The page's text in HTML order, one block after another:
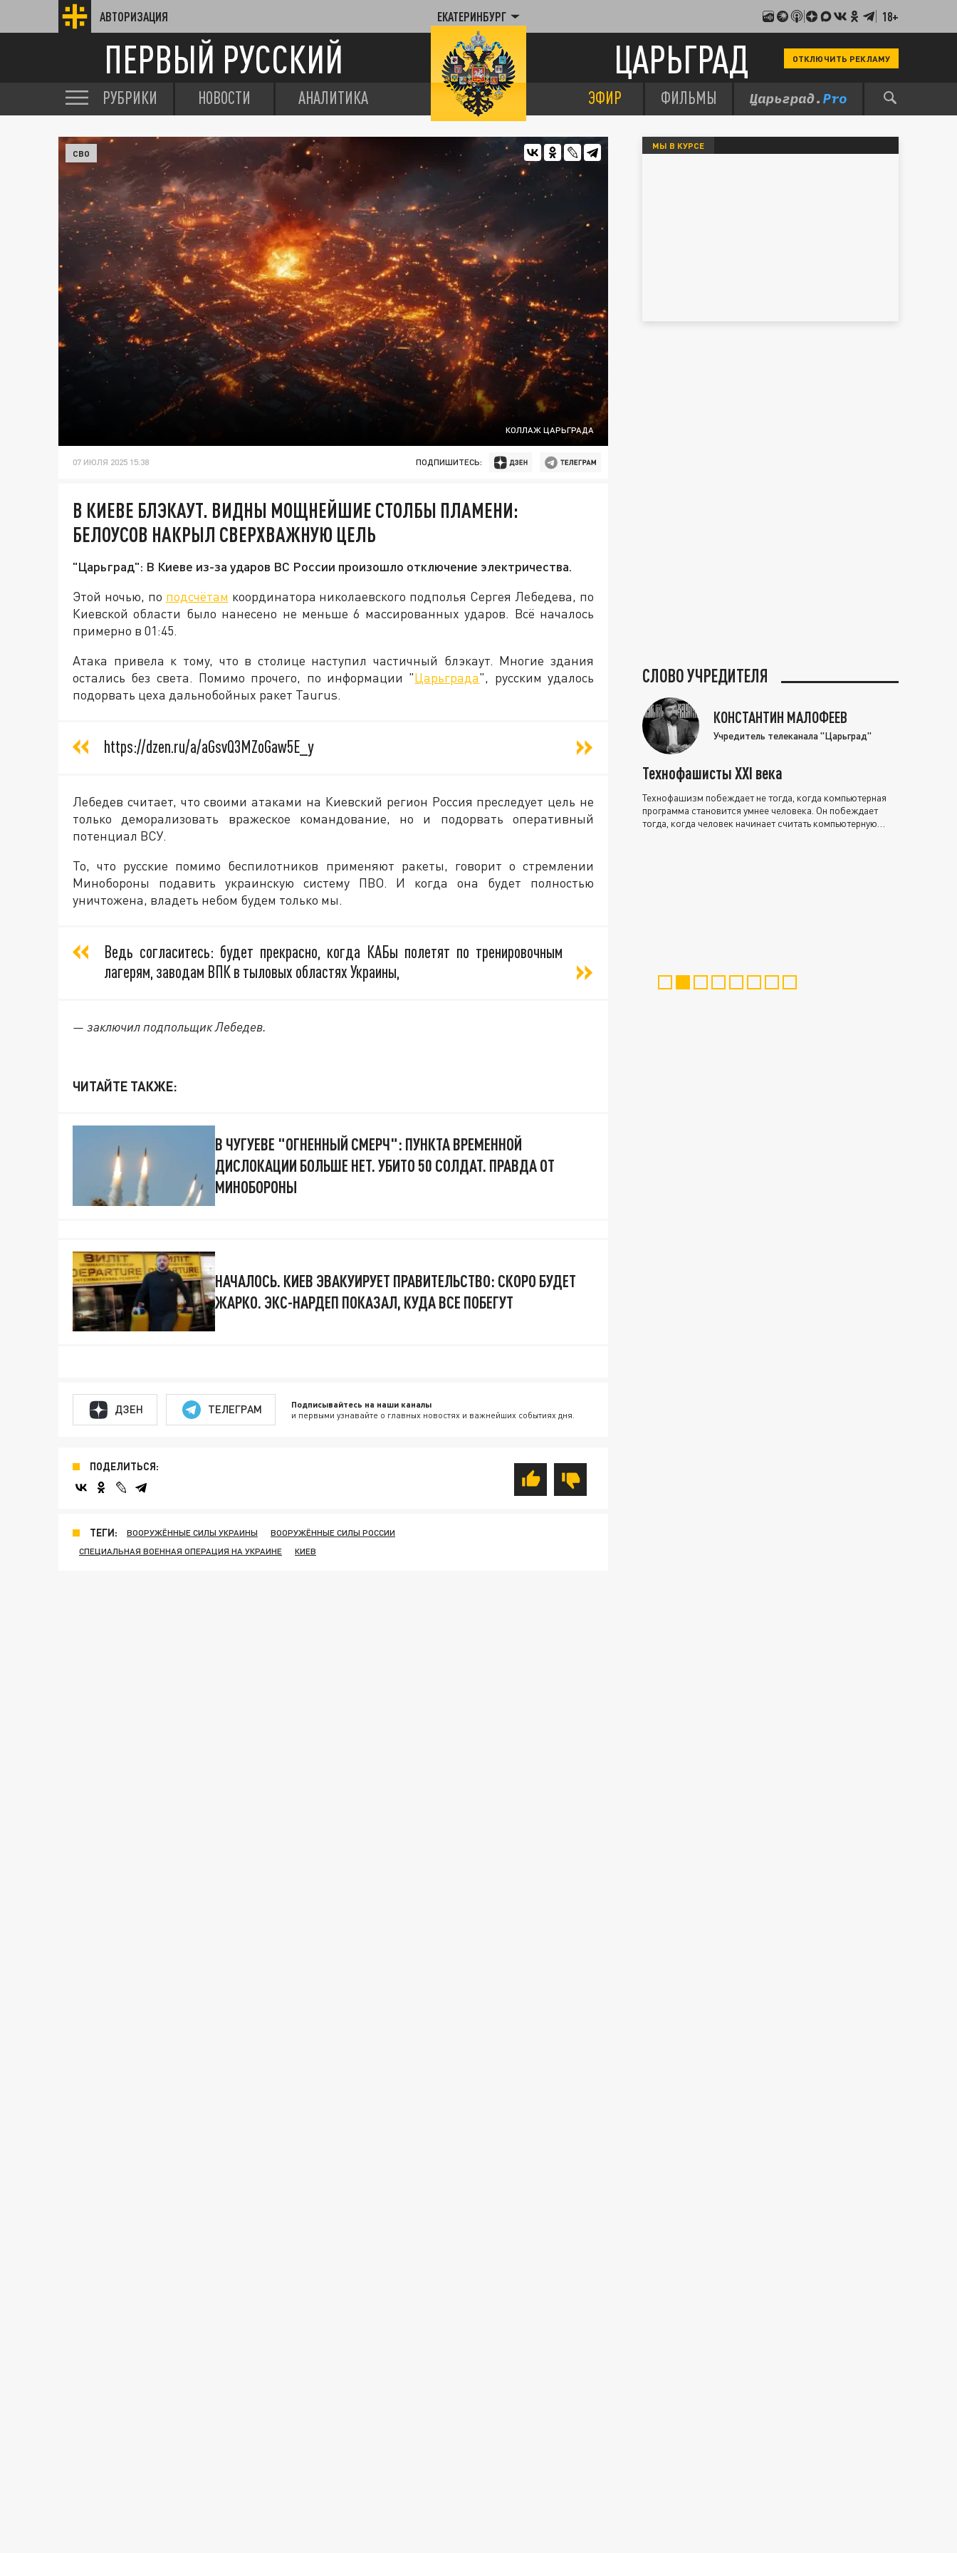
АВТОРИЗАЦИЯ ЕКАТЕРИНБУРГ 18+
ПЕРВЫЙ РУССКИЙ ЦАРЬГРАД ОТКЛЮЧИТЬ РЕКЛАМУ
РУБРИКИ НОВОСТИ АНАЛИТИКА ЭФИР ФИЛЬМЫ
КОЛЛАЖ ЦАРЬГРАДА
СВО
07 ИЮЛЯ 2025 15:38 ПОДПИШИТЕСЬ:
В КИЕВЕ БЛЭКАУТ. ВИДНЫ МОЩНЕЙШИЕ СТОЛБЫ ПЛАМЕНИ:
БЕЛОУСОВ НАКРЫЛ СВЕРХВАЖНУЮ ЦЕЛЬ
"Царьград": В Киеве из-за ударов ВС России произошло отключение электричества.
Этой ночью, по подсчётам координатора николаевского подполья Сергея Лебедева, по
Киевской области было нанесено не меньше 6 массированных ударов. Всё началось
примерно в 01:45.
Атака привела к тому, что в столице наступил частичный блэкаут. Многие здания
остались без света. Помимо прочего, по информации "Царьграда", русским удалось
подорвать цеха дальнобойных ракет Taurus.
https://dzen.ru/a/aGsvQ3MZoGaw5E_y
Лебедев считает, что своими атаками на Киевский регион Россия преследует цель не
только деморализовать вражеское командование, но и подорвать оперативный
потенциал ВСУ.
То, что русские помимо беспилотников применяют ракеты, говорит о стремлении
Минобороны подавить украинскую систему ПВО. И когда она будет полностью
уничтожена, владеть небом будем только мы.
Ведь согласитесь: будет прекрасно, когда КАБы полетят по тренировочным
лагерям, заводам ВПК в тыловых областях Украины,
— заключил подпольщик Лебедев.
ЧИТАЙТЕ ТАКЖЕ:
В ЧУГУЕВЕ "ОГНЕННЫЙ СМЕРЧ": ПУНКТА ВРЕМЕННОЙ
ДИСЛОКАЦИИ БОЛЬШЕ НЕТ. УБИТО 50 СОЛДАТ. ПРАВДА ОТ
МИНОБОРОНЫ
НАЧАЛОСЬ. КИЕВ ЭВАКУИРУЕТ ПРАВИТЕЛЬСТВО: СКОРО БУДЕТ
ЖАРКО. ЭКС-НАРДЕП ПОКАЗАЛ, КУДА ВСЕ ПОБЕГУТ
ДЗЕН ТЕЛЕГРАМ Подписывайтесь на наши каналы
и первыми узнавайте о главных новостях и важнейших событиях дня.
ПОДЕЛИТЬСЯ:
ТЕГИ: ВООРУЖЁННЫЕ СИЛЫ УКРАИНЫ
ВООРУЖЁННЫЕ СИЛЫ РОССИИ
СПЕЦИАЛЬНАЯ ВОЕННАЯ ОПЕРАЦИЯ НА УКРАИНЕ
КИЕВ
МЫ В КУРСЕ
СЛОВО УЧРЕДИТЕЛЯ
КОНСТАНТИН МАЛОФЕЕВ
Учредитель телеканала "Царьград"
Технофашисты XXI века
Технофашизм побеждает не тогда, когда компьютерная
программа становится умнее человека. Он побеждает
тогда, когда человек начинает считать компьютерную